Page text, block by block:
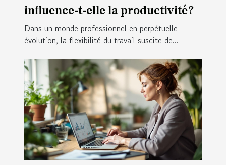
influence-t-elle la productivité?
Dans un monde professionnel en perpétuelle
évolution, la flexibilité du travail suscite de...